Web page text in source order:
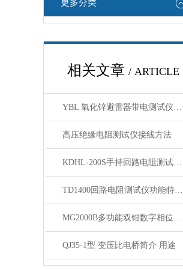
更多分类
相关文章 / ARTICLE
YBL 氧化锌避雷器带电测试仪优点技术特性使用方法
高压绝缘电阻测试仪接线方法
KDHL-200S手持回路电阻测试仪功能与技术
TD1400回路电阻测试仪功能特点技术参数
MG2000B多功能双钳数字相位伏安表产品用途主要特点
QJ35-1型 变压比电桥简介 用途